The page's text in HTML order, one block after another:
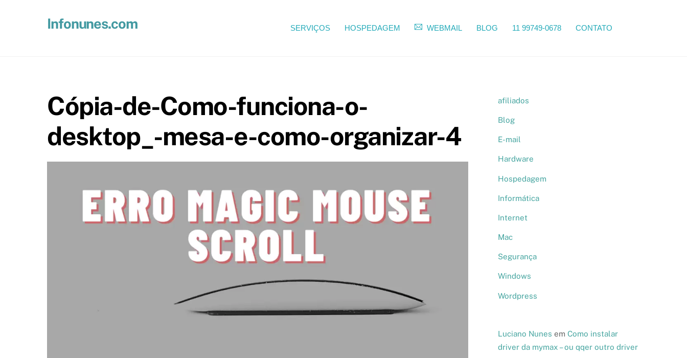
Infonunes.com SERVIÇOS HOSPEDAGEM WEBMAIL BLOG 11 99749-0678 CONTATO
Cópia-de-Como-funciona-o-
desktop_-mesa-e-como-organizar-4
afiliados
Blog
E-mail
Hardware
Hospedagem
Informática
Internet
Mac
Segurança
Windows
Wordpress
Luciano Nunes em Como instalar
driver da mymax – ou qqer outro driver